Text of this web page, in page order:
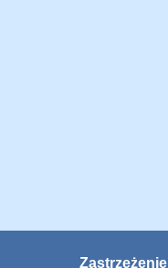
Zastrzeżenie